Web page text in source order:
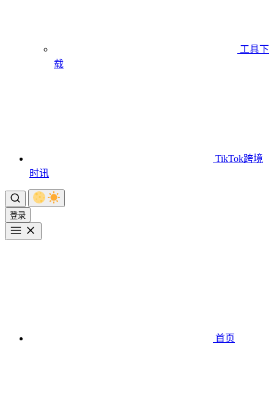
工具下
载
TikTok跨境
时讯
登录
首页